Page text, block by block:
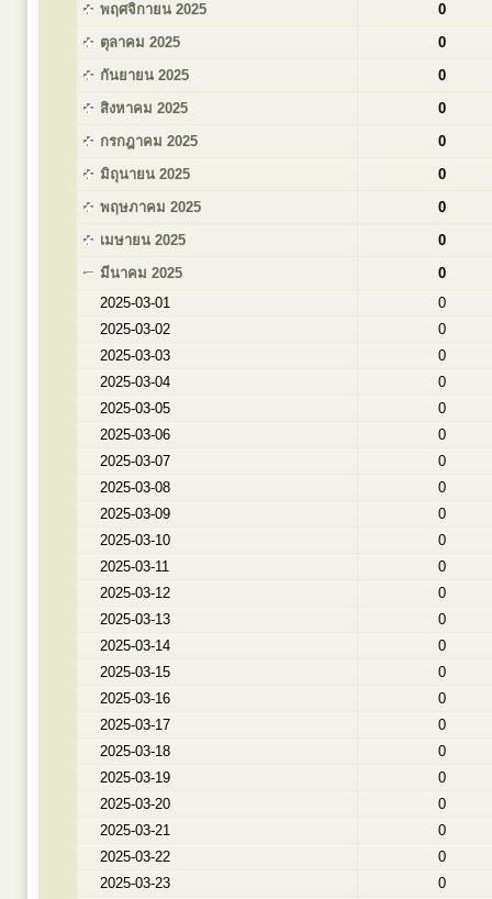
พฤศจิกายน 2025
0
ตุลาคม 2025
0
กันยายน 2025
0
สิงหาคม 2025
0
กรกฎาคม 2025
0
มิถุนายน 2025
0
พฤษภาคม 2025
0
เมษายน 2025
0
มีนาคม 2025
0
2025-03-01
0
2025-03-02
0
2025-03-03
0
2025-03-04
0
2025-03-05
0
2025-03-06
0
2025-03-07
0
2025-03-08
0
2025-03-09
0
2025-03-10
0
2025-03-11
0
2025-03-12
0
2025-03-13
0
2025-03-14
0
2025-03-15
0
2025-03-16
0
2025-03-17
0
2025-03-18
0
2025-03-19
0
2025-03-20
0
2025-03-21
0
2025-03-22
0
2025-03-23
0